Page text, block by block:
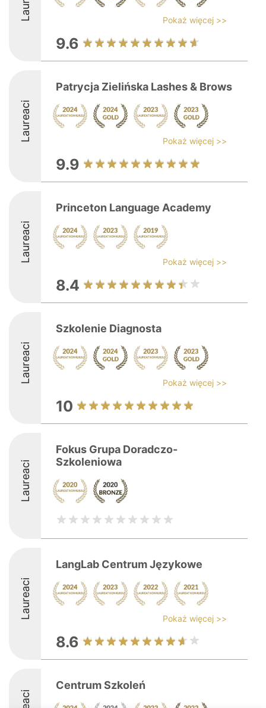
Pokaż więcej >>
9.6
Laureaci
Patrycja Zielińska Lashes & Brows
Pokaż więcej >>
9.9
Laureaci
Princeton Language Academy
Pokaż więcej >>
8.4
Laureaci
Szkolenie Diagnosta
Pokaż więcej >>
10
Laureaci
Fokus Grupa Doradczo-
Szkoleniowa
Laureaci
LangLab Centrum Językowe
Pokaż więcej >>
8.6
Centrum Szkoleń